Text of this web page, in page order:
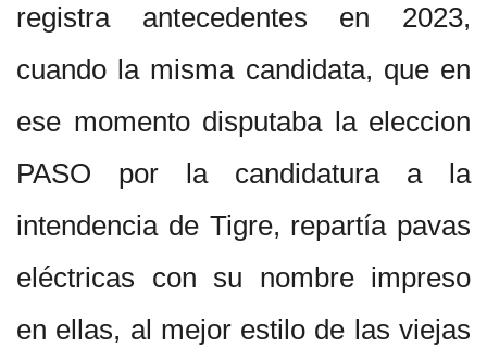
registra antecedentes en 2023,
cuando la misma candidata, que en
ese momento disputaba la eleccion
PASO por la candidatura a la
intendencia de Tigre, repartía pavas
eléctricas con su nombre impreso
en ellas, al mejor estilo de las viejas